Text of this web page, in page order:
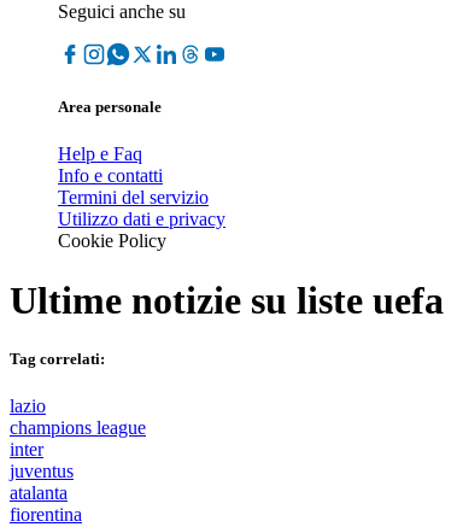
Seguici anche su
Area personale
Help e Faq
Info e contatti
Termini del servizio
Utilizzo dati e privacy
Cookie Policy
Ultime notizie su liste uefa
Tag correlati:
lazio
champions league
inter
juventus
atalanta
fiorentina